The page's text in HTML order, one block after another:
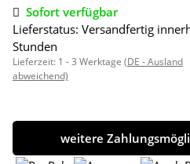
Sofort verfügbar
Lieferstatus: Versandfertig
Stunden
Lieferzeit: 1 - 3 Werktage (DE - Ausland
abweichend)
weitere